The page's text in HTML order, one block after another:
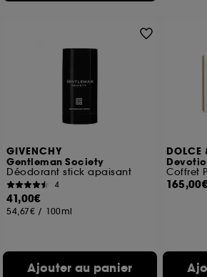
GIVENCHY
Gentleman Society
Déodorant stick apaisant
4
41,00€
54,67€ / 100ml
Ajouter au panier
DOLCE
Coffret